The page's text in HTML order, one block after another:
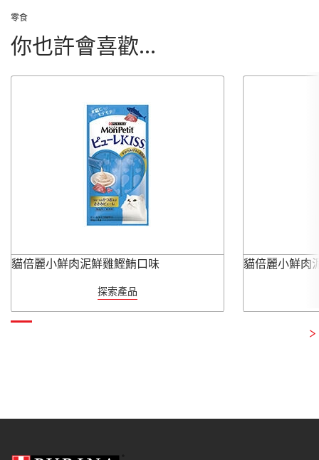
零食
你也許會喜歡...
貓倍麗小鮮肉泥鮮雞鰹鮪口味
探索產品
貓倍麗小鮮肉